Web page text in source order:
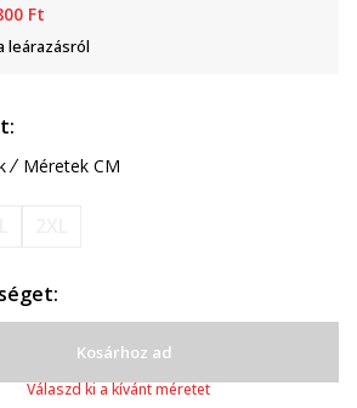
Ft
leárazásról
Méretek CM
Kosárhoz ad
Válaszd ki a kívánt méretet